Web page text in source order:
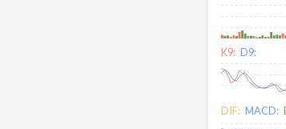
K9: D9:
DIF: MACD: